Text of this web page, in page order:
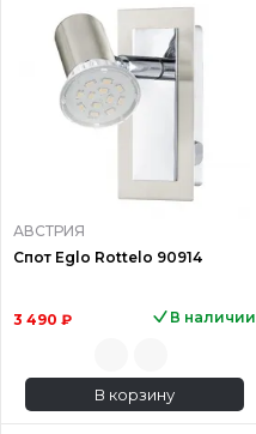
АВСТРИЯ
Спот Eglo Rottelo 90914
3 490 ₽ В наличии
В корзину